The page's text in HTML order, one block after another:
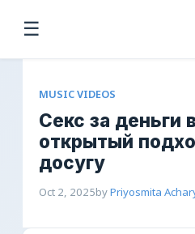
☰
MUSIC VIDEOS
Секс за деньги
открытый
досугу
Oct 2, 2025byPriyosmita